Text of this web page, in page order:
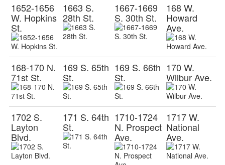
1652-1656
W. Hopkins
St.
1663 S.
28th St.
1667-1669
S. 30th St.
168 W.
Howard
Ave.
168-170 N.
71st St.
169 S. 65th
St.
169 S. 66th
St.
170 W.
Wilbur Ave.
1702 S.
Layton
Blvd.
171 S. 64th
St.
1710-1724
N. Prospect
Ave.
1717 W.
National
Ave.